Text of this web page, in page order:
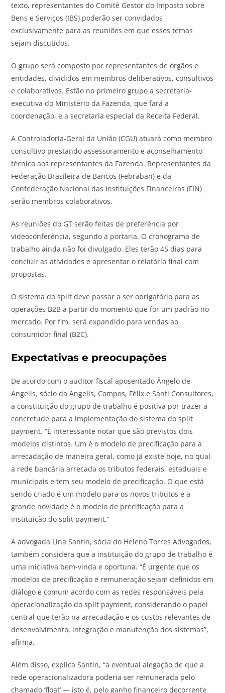
texto, representantes do Comitê Gestor do Imposto sobre
Bens e Serviços (IBS) poderão ser convidados
exclusivamente para as reuniões em que esses temas
sejam discutidos.
O grupo será composto por representantes de órgãos e
entidades, divididos em membros deliberativos, consultivos
e colaborativos. Estão no primeiro grupo a secretaria-
executiva do Ministério da Fazenda, que fará a
coordenação, e a secretaria especial da Receita Federal.
A Controladoria-Geral da União (CGU) atuará como membro
consultivo prestando assessoramento e aconselhamento
técnico aos representantes da Fazenda. Representantes da
Federação Brasileira de Bancos (Febraban) e da
Confederação Nacional das Instituições Financeiras (FIN)
serão membros colaborativos.
As reuniões do GT serão feitas de preferência por
videoconferência, segundo a portaria. O cronograma de
trabalho ainda não foi divulgado. Eles terão 45 dias para
concluir as atividades e apresentar o relatório final com
propostas.
O sistema do split deve passar a ser obrigatório para as
operações B2B a partir do momento que for um padrão no
mercado. Por fim, será expandido para vendas ao
consumidor final (B2C).
Expectativas e preocupações
De acordo com o auditor fiscal aposentado Ângelo de
Angelis, sócio da Angelis, Campos, Félix e Santi Consultores,
a constituição do grupo de trabalho é positiva por trazer a
concretude para a implementação do sistema dosplit
payment. “É interessante notar que são previstos dois
modelos distintos. Um é o modelo de precificação para a
arrecadação de maneira geral, como já existe hoje, no qual
a rede bancária arrecada os tributos federais, estaduais e
municipais e tem seu modelo de precificação. O que está
sendo criado é um modelo para os novos tributos e a
grande novidade é o modelo de precificação para a
instituição dosplit payment.”
A advogada Lina Santin, sócia do Heleno Torres Advogados,
também considera que a instituição do grupo de trabalho é
uma iniciativa bem-vinda e oportuna. “É urgente que os
modelos de precificação e remuneração sejam definidos em
diálogo e comum acordo com as redes responsáveis pela
operacionalização dosplit payment, considerando o papel
central que terão na arrecadação e os custos relevantes de
desenvolvimento, integração e manutenção dos sistemas”,
afirma.
Além disso, explica Santin, “a eventual alegação de que a
rede operacionalizadora poderia ser remunerada pelo
chamado ‘float’ — isto é, pelo ganho financeiro decorrente